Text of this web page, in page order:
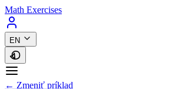
Math Exercises
EN
← Zmeniť príklad